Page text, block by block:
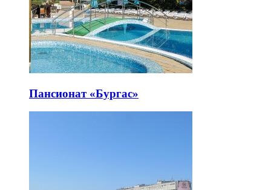
Пансионат «Бургас»